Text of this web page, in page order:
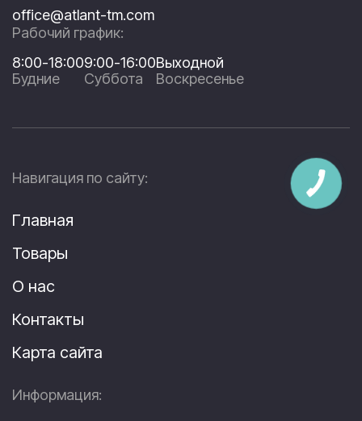
office@atlant-tm.com
Рабочий график:
8:00-18:00
Будние
9:00-16:00
Суббота
Выходной
Воскресенье
Навигация по сайту:
Главная
Товары
О нас
Контакты
Карта сайта
Информация: